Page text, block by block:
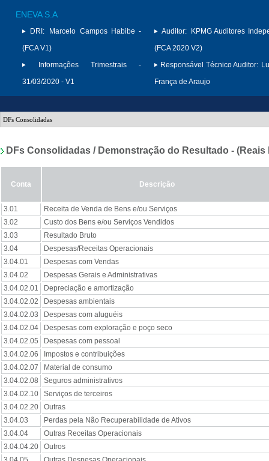
ENEVA S.A
DRI:
Marcelo Campos Habibe -
(FCA V1)
Informações Trimestrais -
31/03/2020 - V1
Auditor:
KPMG Auditores
(FCA 2020 V2)
Responsável Técnico Auditor:
França de Araujo